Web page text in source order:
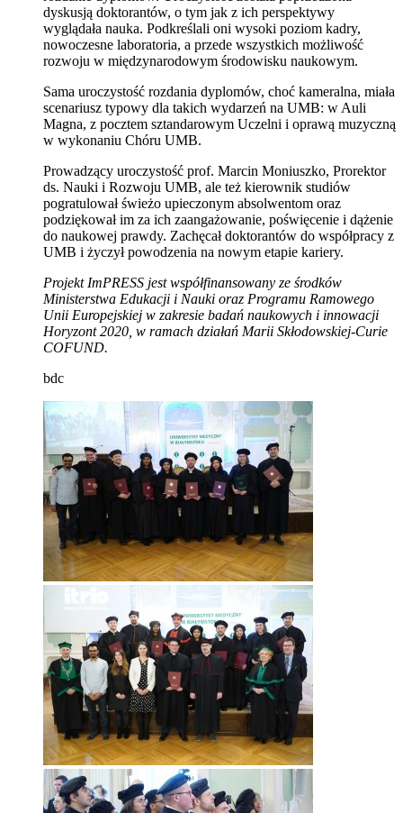
dyskusją doktorantów, o tym jak z ich perspektywy
wyglądała nauka. Podkreślali oni wysoki poziom kadry,
nowoczesne laboratoria, a przede wszystkich możliwość
rozwoju w międzynarodowym środowisku naukowym.
Sama uroczystość rozdania dyplomów, choć kameralna, miała
scenariusz typowy dla takich wydarzeń na UMB: w Auli
Magna, z pocztem sztandarowym Uczelni i oprawą muzyczną
w wykonaniu Chóru UMB.
Prowadzący uroczystość prof. Marcin Moniuszko, Prorektor
ds. Nauki i Rozwoju UMB, ale też kierownik studiów
pogratulował świeżo upieczonym absolwentom oraz
podziękował im za ich zaangażowanie, poświęcenie i dążenie
do naukowej prawdy. Zachęcał doktorantów do współpracy z
UMB i życzył powodzenia na nowym etapie kariery.
Projekt ImPRESS jest współfinansowany ze środków
Ministerstwa Edukacji i Nauki oraz Programu Ramowego
Unii Europejskiej w zakresie badań naukowych i innowacji
Horyzont 2020, w ramach działań Marii Skłodowskiej-Curie
COFUND.
bdc